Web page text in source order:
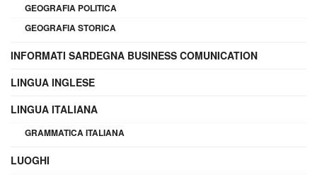
GEOGRAFIA POLITICA
GEOGRAFIA STORICA
INFORMATI SARDEGNA BUSINESS COMUNICATION
LINGUA INGLESE
LINGUA ITALIANA
GRAMMATICA ITALIANA
LUOGHI